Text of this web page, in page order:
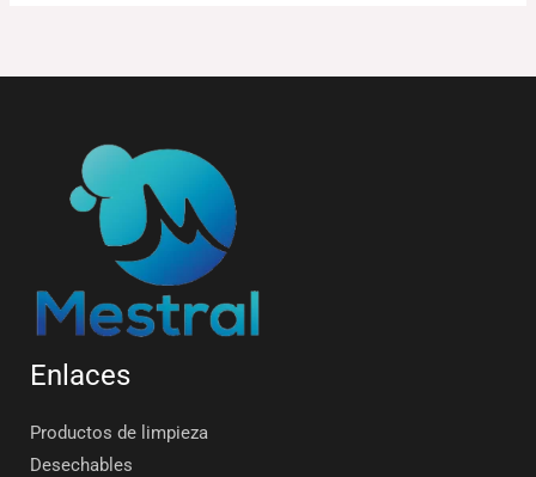
Enlaces
Productos de limpieza
Desechables